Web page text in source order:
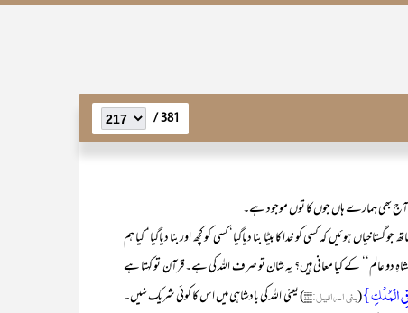
381 /
بھی ہمارے ہاں جوں کا توں موجود ہے۔
ہوئیں کہ کسی کو خدا کا بیٹا بنا دیاگیا‘ کسی کو کچھ اور بنا دیاگیا‘ کیا ہم
دو عالم‘‘ کے کیا معانی ہیں؟ یہ شان تو صرف اللہ کی ہے۔ قرآن تو کہتا ہے
الْمُلْکِ}(بنی اسرائیل:۱۱۱ ) یعنی اللہ کی بادشاہی میں اس کا کوئی شریک نہیں۔